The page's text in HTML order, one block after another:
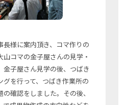
長様に案内頂き、コマ作りの
コマの金子屋さんの見学・
金子屋さん見学の後、つばき
を行って、つばき作業所の
確認をしました。その後、